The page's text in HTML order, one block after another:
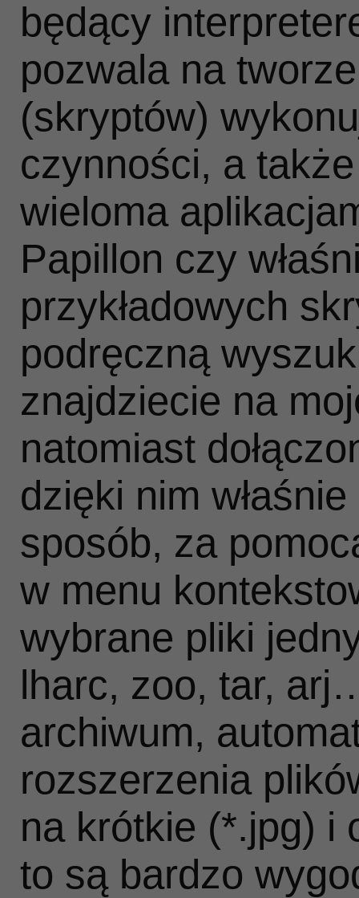
będący
pozwala na
(skryptów)
czynności, a
wieloma
Papillon czy
przykładowych
podręczną
znajdziecie na
natomiast
dzięki nim
sposób, za
w menu
wybrane pliki
lharc, zoo, tar,
archiwum,
rozszerzenia
na krótkie (*.jpg) i
to są bardzo